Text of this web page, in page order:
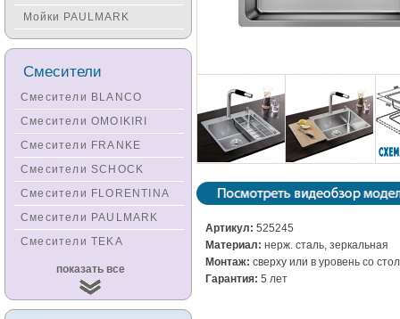
Артикул: 525245
Материал: нерж. сталь, зеркальная
Монтаж: сверху или в уровень со
Гарантия: 5 лет
Мойки PAULMARK
Смесители
Смесители BLANCO
Смесители OMOIKIRI
Смесители FRANKE
Смесители SCHOCK
Смесители FLORENTINA
Смесители PAULMARK
Смесители TEKA
Смесители
KUCHENSTERN
Смесители ZORG
показать все